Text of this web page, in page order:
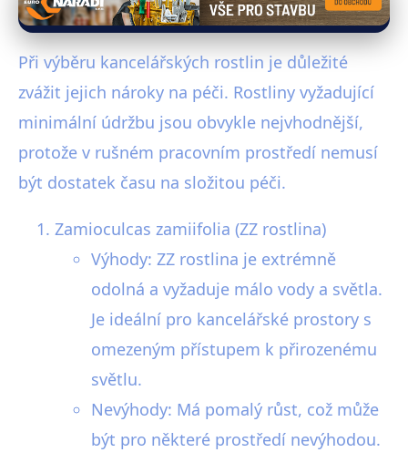
Při výběru kancelářských rostlin je důležité
zvážit jejich nároky na péči. Rostliny vyžadující
minimální údržbu jsou obvykle nejvhodnější,
protože v rušném pracovním prostředí nemusí
být dostatek času na složitou péči.
Zamioculcas zamiifolia (ZZ rostlina)
Výhody: ZZ rostlina je extrémně
odolná a vyžaduje málo vody a světla.
Je ideální pro kancelářské prostory s
omezeným přístupem k přirozenému
světlu.
Nevýhody: Má pomalý růst, což může
být pro některé prostředí nevýhodou.